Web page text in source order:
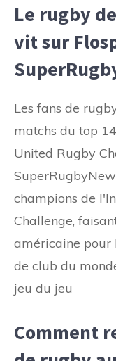
Le rugby
vit sur
Les fans de
matchs du top
United Rugby
champions de
Challenge,
américaine pour
de club du
jeu du jeu
Comment